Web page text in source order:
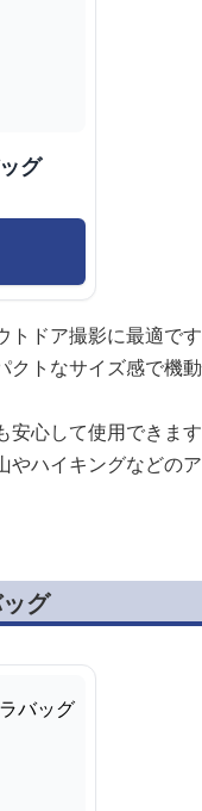
グ
ドア撮影に最適です
トなサイズ感で機動
心して使用できます
ハイキングなどの
グ